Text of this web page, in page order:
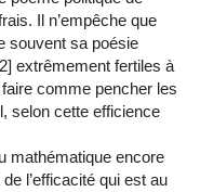
Il n’empêche que
souvent sa poésie
extrêmement fertiles à
comme pencher les
selon cette efficience
mathématique encore
l’efficacité qui est au